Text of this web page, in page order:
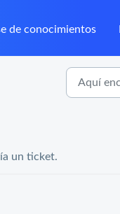
de conocimientos
un ticket.